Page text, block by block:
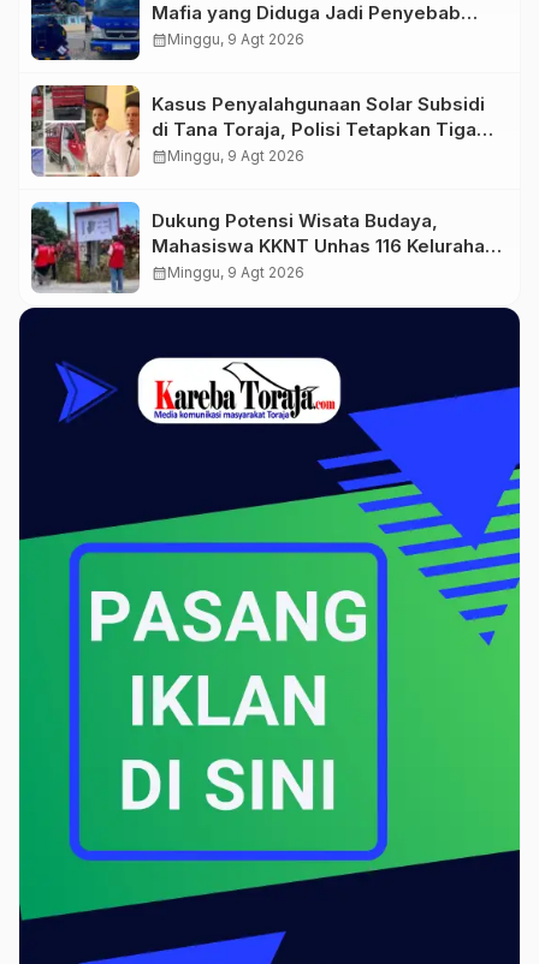
Mafia yang Diduga Jadi Penyebab
Kelangkaan BBM di Toraja
calendar_monthMinggu, 9 Agt 2026
Kasus Penyalahgunaan Solar Subsidi
di Tana Toraja, Polisi Tetapkan Tiga
Tersangka Baru
calendar_monthMinggu, 9 Agt 2026
Dukung Potensi Wisata Budaya,
Mahasiswa KKNT Unhas 116 Kelurahan
Nonongan Utara Pasang Papan
calendar_monthMinggu, 9 Agt 2026